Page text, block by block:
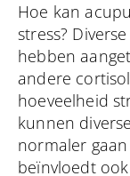
Hoe kan
stress?
hebben
andere
hoeveelheid
kunnen
normaler
beïnvloedt